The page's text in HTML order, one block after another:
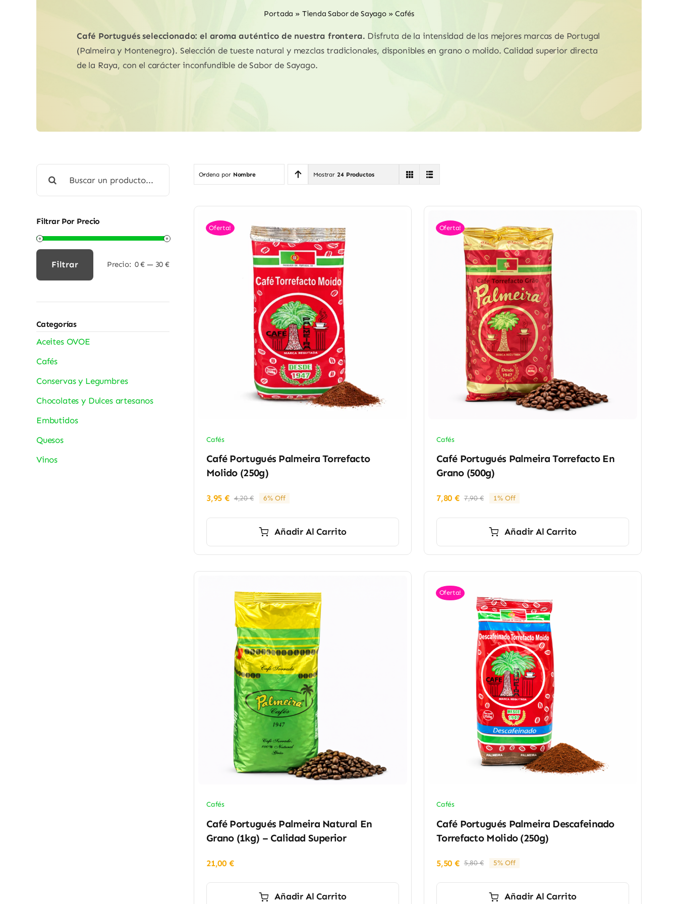
Portada » Tienda Sabor de Sayago»Cafés
Café Portugués seleccionado: el aroma auténtico de nuestra frontera. Disfruta de la intensidad de las mejores marcas de Portugal
(Palmeira y Montenegro). Selección de tueste natural y mezclas tradicionales, disponibles en grano o molido. Calidad superior directa
de la Raya, con el carácter inconfundible de Sabor de Sayago.
Filtrar Por Precio
Filtrar Precio: 0 € — 30 €
Categorías
Aceites OVOE
Cafés
Conservas y Legumbres
Chocolates y Dulces artesanos
Embutidos
Quesos
Vinos
Ordena por Nombre Mostrar 24 Productos
Oferta!
Cafés
Café Portugués Palmeira Torrefacto
Molido (250g)
4,20€El
era:
3,95€
El
es:
6% Off
Añadir Al Carrito
Oferta!
Cafés
Café Portugués Palmeira Torrefacto En
Grano (500g)
7,90€El
era:
7,80€
El
es:
1% Off
Añadir Al Carrito
Cafés
Café Portugués Palmeira Natural En
Grano (1kg) – Calidad Superior
21,00 €
Añadir Al Carrito
Oferta!
Cafés
Café Portugués Palmeira Descafeinado
Torrefacto Molido (250g)
5,80€El
era:
5,50€
El
es:
5% Off
Añadir Al Carrito